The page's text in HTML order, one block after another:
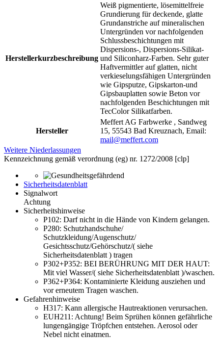
Herstellerkurzbeschreibung
Weiß pigmentierte, lösemittelfreie
Grundierung für deckende, glatte
Grundanstriche auf mineralischen
Untergründen vor nachfolgenden
Schlussbeschichtungen mit
Dispersions-, Dispersions-Silikat-
und Siliconharz-Farben. Sehr guter
Haftvermittler auf glatten, nicht
verkieselungsfähigen Untergründen
wie Gipsputze, Gipskarton-und
Gipsbauplatten sowie Beton vor
nachfolgenden Beschichtungen mit
TecColor Silikatfarben.
Hersteller
Meffert AG Farbwerke , Sandweg
15, 55543 Bad Kreuznach, Email:
mail@meffert.com
Weitere Niederlassungen
Kennzeichnung gemäß verordnung (eg) nr. 1272/2008 [clp]
Sicherheitsdatenblatt
Signalwort
Achtung
Sicherheitshinweise
P102: Darf nicht in die Hände von Kindern gelangen.
P280: Schutzhandschuhe/
Schutzkleidung/Augenschutz/
Gesichtsschutz/Gehörschutz/( siehe
Sicherheitsdatenblatt ) tragen
P302+P352: BEI BERÜHRUNG MIT DER HAUT:
Mit viel Wasser/( siehe Sicherheitsdatenblatt )/waschen.
P362+P364: Kontaminierte Kleidung ausziehen und
vor erneutem Tragen waschen.
Gefahrenhinweise
H317: Kann allergische Hautreaktionen verursachen.
EUH211: Achtung! Beim Sprühen können gefährliche
lungengängige Tröpfchen entstehen. Aerosol oder
Nebel nicht einatmen.